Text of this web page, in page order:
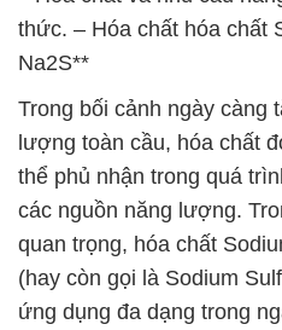
thức. – Hóa chất hóa chất
Na2S**
Trong bối cảnh ngày càng
lượng toàn cầu, hóa chất
thể phủ nhận trong quá
các nguồn năng lượng.
quan trọng, hóa chất
(hay còn gọi là Sodium
ứng dụng đa dạng trong